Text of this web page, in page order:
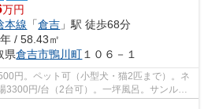
万円
本線 「倉吉 」駅 徒歩68分
/ 58.43㎡
県倉吉市鴨川町１０６－１
円。ペット可（小型犬・猫2匹まで）。ネ
3300円/台（2台可）。一坪風呂。サンルー
照明器...